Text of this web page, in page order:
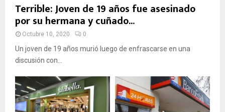
Terrible: Joven de 19 años fue asesinado
por su hermana y cuñado...
Octubre 10, 2020 0
Un joven de 19 años murió luego de enfrascarse en una
discusión con...